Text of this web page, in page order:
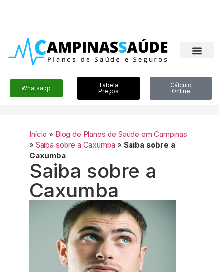
Whatsapp
Tabela
Preços
Cálculo
Online
Início » Blog de Planos de Saúde em Campinas
» Saiba sobre a Caxumba » Saiba sobre a
Caxumba
Saiba sobre a
Caxumba